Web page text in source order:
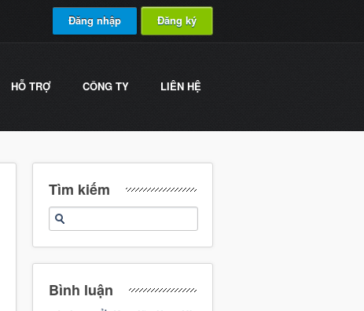
Đăng nhập Đăng ký
HỖ TRỢ CÔNG TY LIÊN HỆ
Tìm kiếm
Bình luận